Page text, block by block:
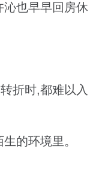
也早早回房休
折时,都难以入
的环境里。